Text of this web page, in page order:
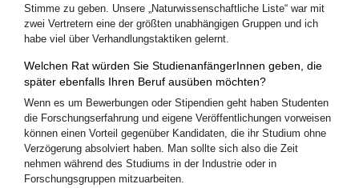
Stimme zu geben. Unsere „Naturwissenschaftliche Liste“ war mit
zwei Vertretern eine der größten unabhängigen Gruppen und ich
habe viel über Verhandlungstaktiken gelernt.
Welchen Rat würden Sie StudienanfängerInnen geben, die
später ebenfalls Ihren Beruf ausüben möchten?
Wenn es um Bewerbungen oder Stipendien geht haben Studenten
die Forschungserfahrung und eigene Veröffentlichungen vorweisen
können einen Vorteil gegenüber Kandidaten, die ihr Studium ohne
Verzögerung absolviert haben. Man sollte sich also die Zeit
nehmen während des Studiums in der Industrie oder in
Forschungsgruppen mitzuarbeiten.